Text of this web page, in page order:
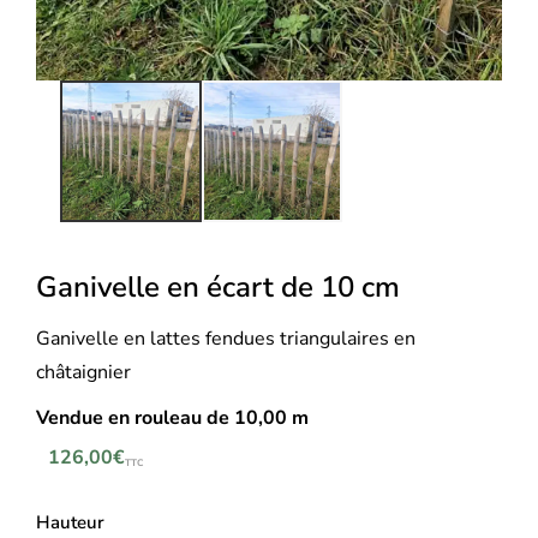
Ganivelle en écart de 10 cm
Ganivelle en lattes fendues triangulaires en
châtaignier
Vendue en rouleau de 10,00 m
126,00€TTC
Hauteur